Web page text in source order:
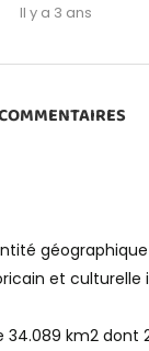
Il y a 3 ans
et culturelle
km2 dont